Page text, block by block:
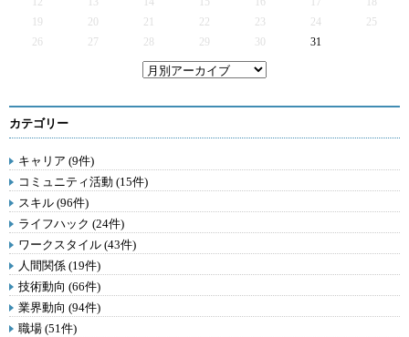
19
20 21 22 23 24
25
26
27 28 29 30 31
カテゴリー
キャリア (9件)
コミュニティ活動 (15件)
スキル (96件)
ライフハック (24件)
ワークスタイル (43件)
人間関係 (19件)
技術動向 (66件)
業界動向 (94件)
職場 (51件)